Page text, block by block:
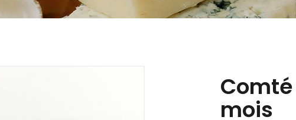
Comté
mois